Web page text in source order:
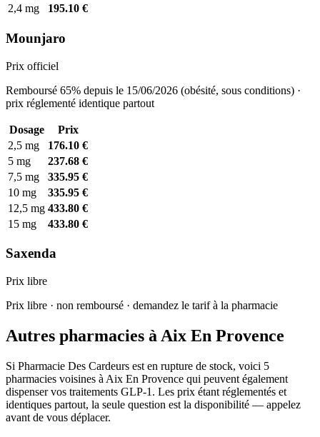
2,4 mg
195.10 €
Mounjaro
Prix officiel
Remboursé 65% depuis le 15/06/2026 (obésité, sous conditions) ·
prix réglementé identique partout
Dosage
Prix
2,5 mg
176.10 €
5 mg
237.68 €
7,5 mg
335.95 €
10 mg
335.95 €
12,5 mg 433.80 €
15 mg
433.80 €
Saxenda
Prix libre
Prix libre · non remboursé · demandez le tarif à la pharmacie
Autres pharmacies à Aix En Provence
Si Pharmacie Des Cardeurs est en rupture de stock, voici 5
pharmacies voisines à Aix En Provence qui peuvent également
dispenser vos traitements GLP-1. Les prix étant réglementés et
identiques partout, la seule question est la disponibilité — appelez
avant de vous déplacer.